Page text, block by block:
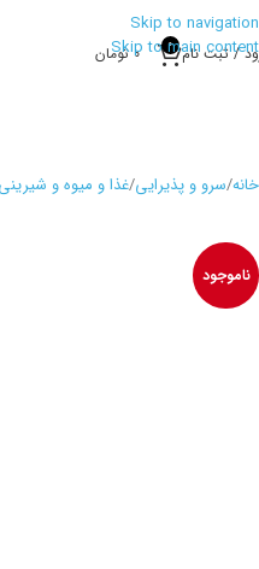
Skip to navigation
Skip to main content
/ ثبت نام 0
0 تومان
خانه سرو و پذیرایی غذا و میوه و
ناموجود